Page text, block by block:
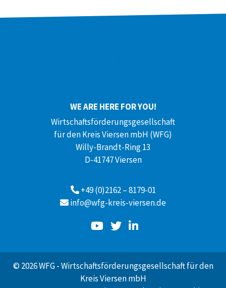
WE ARE HERE FOR YOU!
Wirtschaftsförderungsgesellschaft
für den Kreis Viersen mbH (WFG)
Willy-Brandt-Ring 13
D-41747 Viersen
+49 (0)2162 – 8179-01
info@wfg-kreis-viersen.de
© 2026 WFG - Wirtschaftsförderungsgesellschaft für den
Kreis Viersen mbH